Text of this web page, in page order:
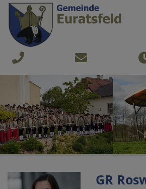
Sprungmarken
Springe direkt zu:
+43
7474
240
GR